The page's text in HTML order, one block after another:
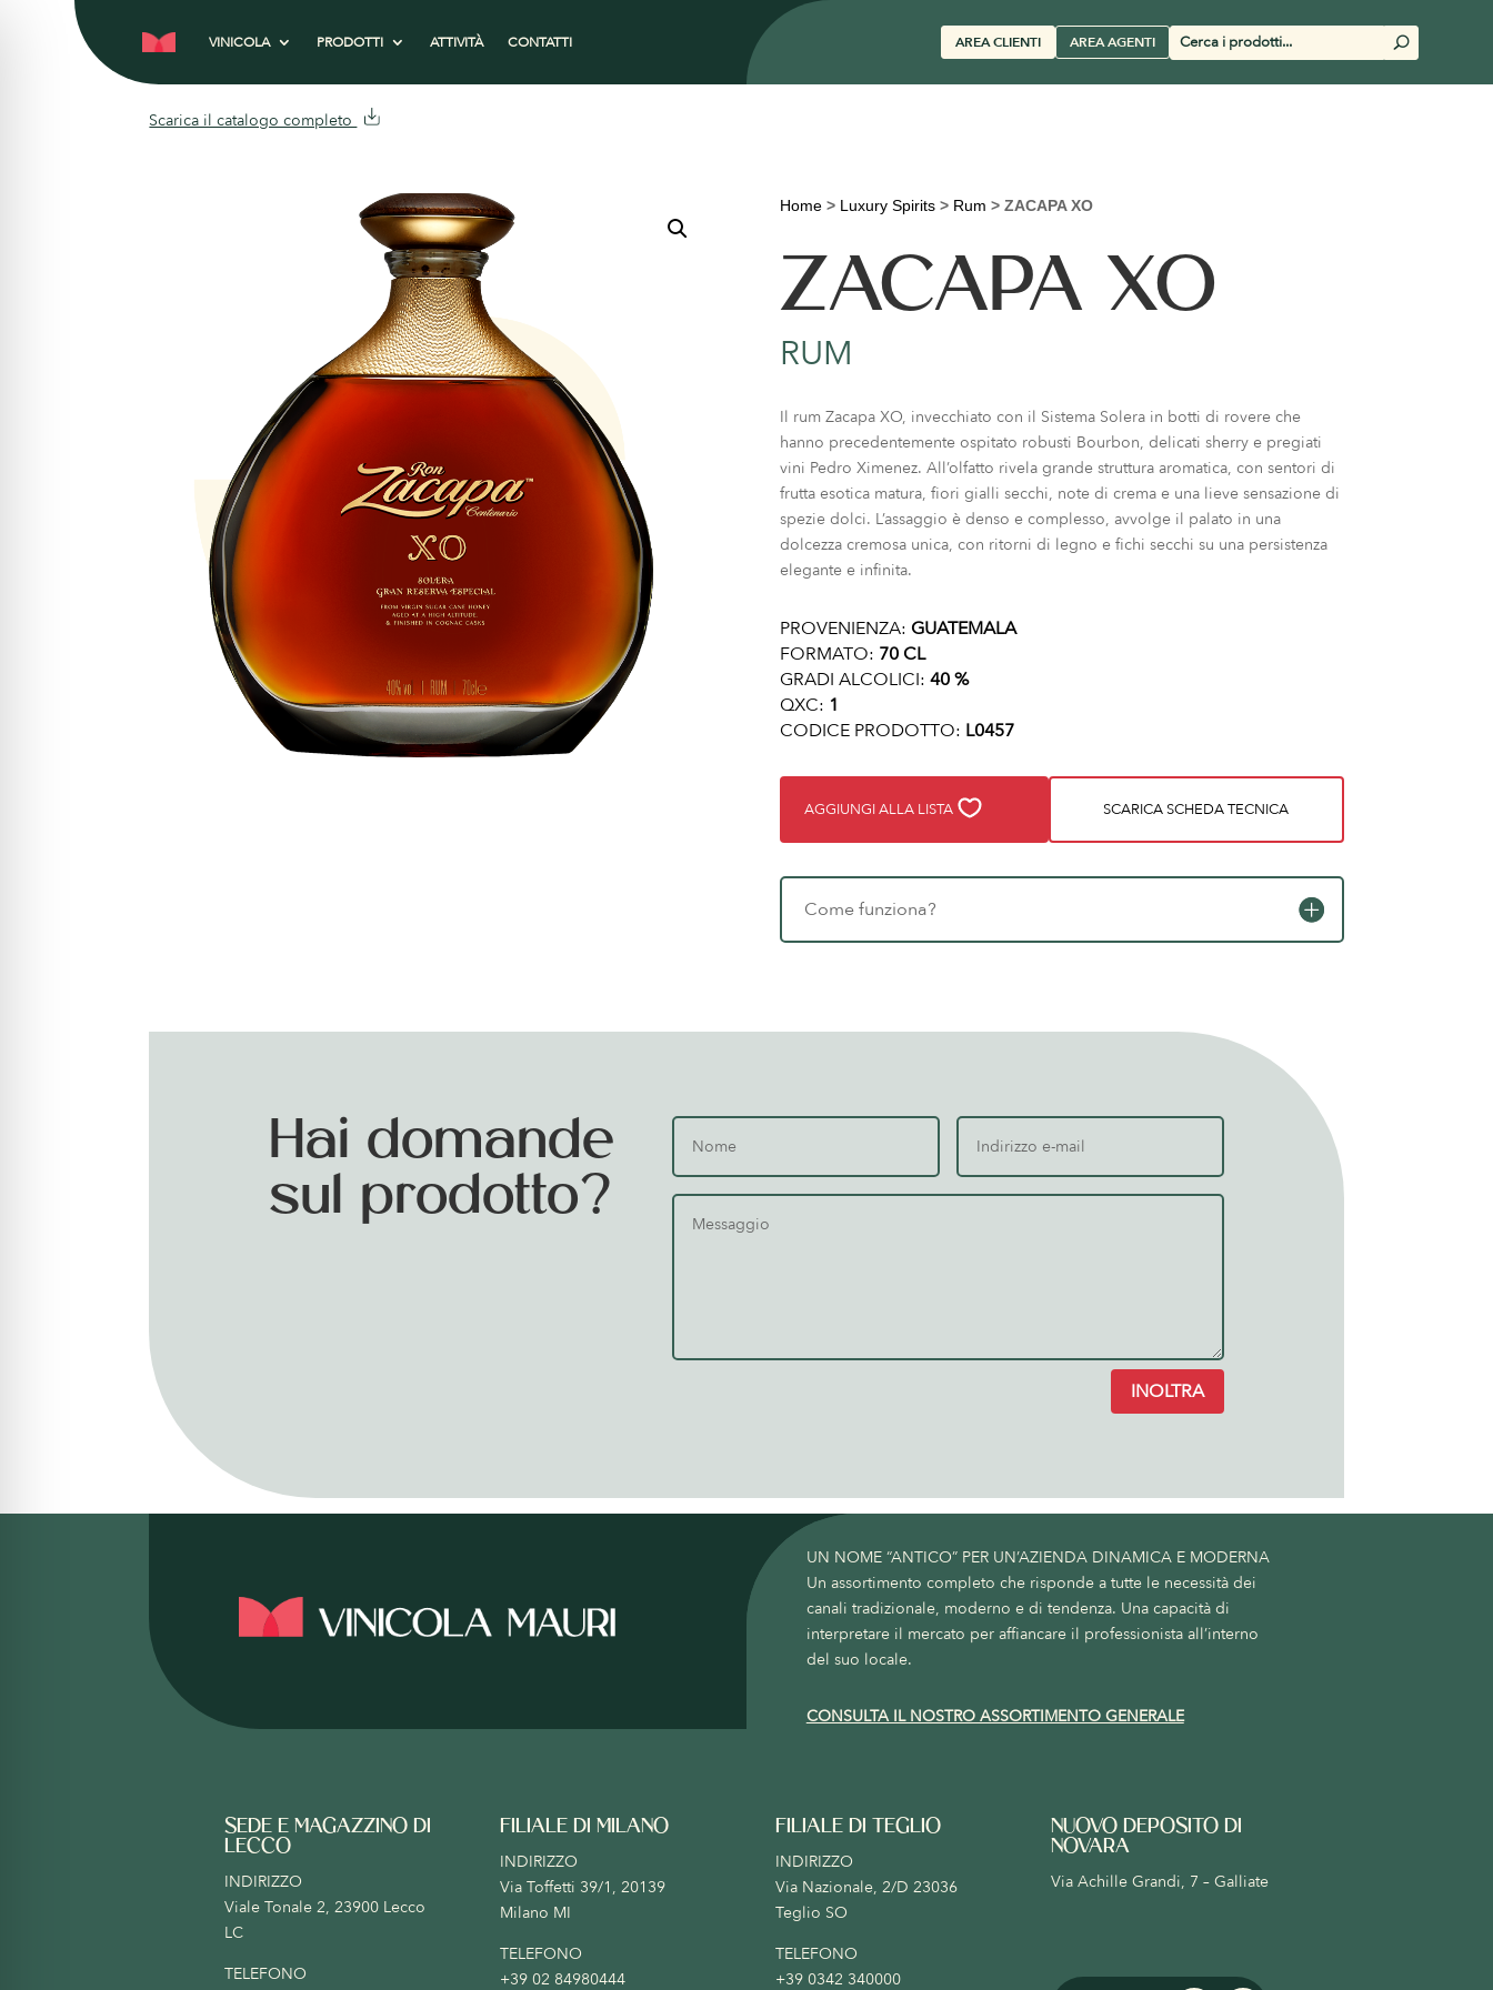
VINICOLA PRODOTTI ATTIVITÀ CONTATTI AREA CLIENTI AREA AGENTI
Cerca
prodotti
U
Scarica il catalogo completo
Home> Luxury Spirits> Rum > ZACAPA XO
ZACAPA XO
RUM
Il rum Zacapa XO, invecchiato con il Sistema Solera in botti di rovere che
hanno precedentemente ospitato robusti Bourbon, delicati sherry e pregiati
vini Pedro Ximenez. All’olfatto rivela grande struttura aromatica, con sentori di
frutta esotica matura, fiori gialli secchi, note di crema e una lieve sensazione di
spezie dolci. L’assaggio è denso e complesso, avvolge il palato in una
dolcezza cremosa unica, con ritorni di legno e fichi secchi su una persistenza
elegante e infinita.
PROVENIENZA: GUATEMALA
FORMATO: 70 CL
GRADI ALCOLICI: 40 %
QXC: 1
CODICE PRODOTTO: L0457
AGGIUNGI ALLA LISTA SCARICA SCHEDA TECNICA
Come funziona?
Hai domande
sul prodotto?
INOLTRA
UN NOME “ANTICO” PER UN’AZIENDA DINAMICA E MODERNA
Un assortimento completo che risponde a tutte le necessità dei
canali tradizionale, moderno e di tendenza. Una capacità di
interpretare il mercato per affiancare il professionista all’interno
del suo locale.
CONSULTA IL NOSTRO ASSORTIMENTO GENERALE
SEDE E MAGAZZINO DI
LECCO
INDIRIZZO
Viale Tonale 2, 23900 Lecco
LC
TELEFONO
FILIALE DI MILANO
INDIRIZZO
Via Toffetti 39/1, 20139
Milano MI
TELEFONO
+39 02 84980444
FILIALE DI TEGLIO
INDIRIZZO
Via Nazionale, 2/D 23036
Teglio SO
TELEFONO
+39 0342 340000
NUOVO DEPOSITO DI
NOVARA
Via Achille Grandi, 7 – Galliate